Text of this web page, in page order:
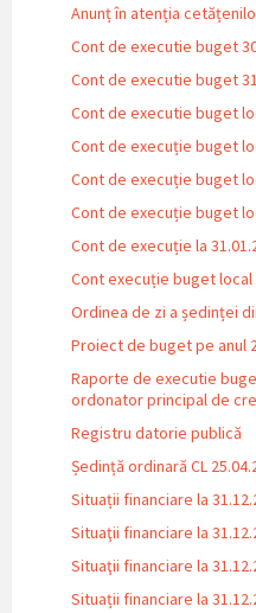
Anunț în atenția
Cont de executie buget
Cont de executie buget
Cont de executie buget
Cont de execuție buget
Cont de execuție buget
Cont de execuție buget
Cont de execuție la
Cont execuție buget local
Ordinea de zi a ședinței
Proiect de buget pe anul
Raporte de executie
ordonator principal de
Registru datorie publică
Ședință ordinară CL
Situații financiare la
Situaţii financiare la
Situaţii financiare la
Situații financiare la